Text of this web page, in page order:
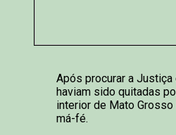
Após procurar a Justiça
haviam sido quitadas
interior de Mato
má-fé.